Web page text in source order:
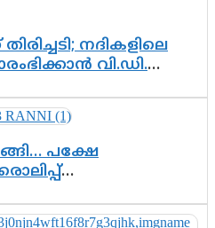
പുറത്തുവരുക
നദികളിലെ
വി.ഡി.
പക്ഷേ